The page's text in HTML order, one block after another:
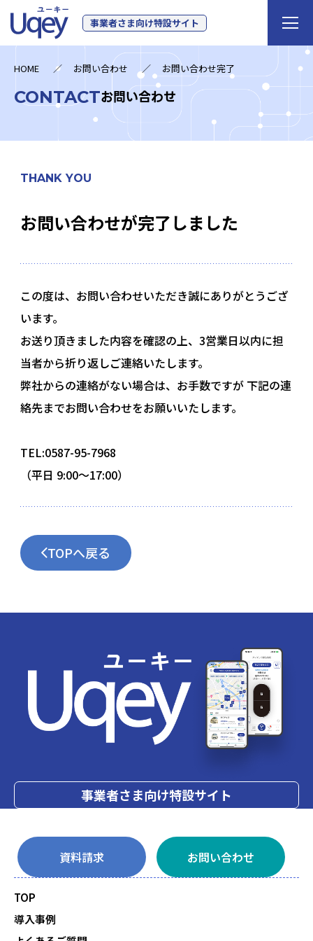
事業者さま向け特設サイト
HOME お問い合わせ お問い合わせ完了
CONTACTお問い合わせ
THANK YOU
お問い合わせが完了しました
この度は、お問い合わせいただき誠にありがとうござ
います。
お送り頂きました内容を確認の上、3営業日以内に担
当者から折り返しご連絡いたします。
弊社からの連絡がない場合は、お手数ですが 下記の連
絡先までお問い合わせをお願いいたします。
TEL:0587-95-7968
（平日 9:00〜17:00）
TOPへ戻る
事業者さま向け特設サイト
資料請求 お問い合わせ
TOP
導入事例